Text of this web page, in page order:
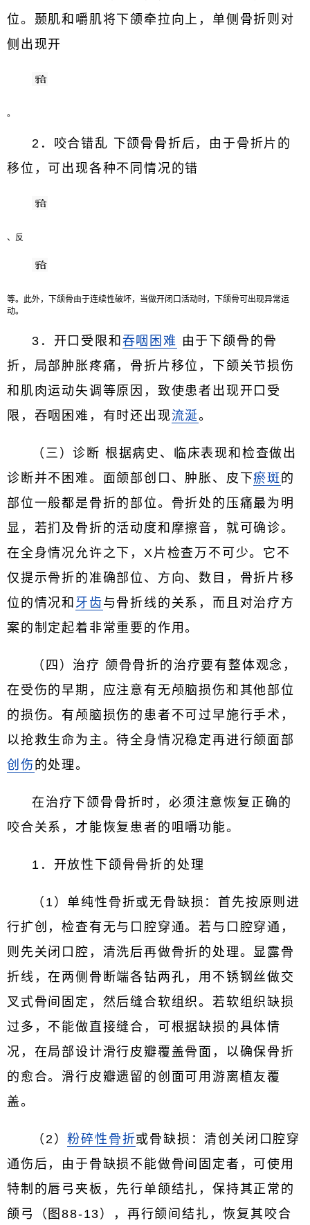
位。颞肌和嚼肌将下颌牵拉向上，单侧骨折则对
侧出现开
。
2．咬合错乱 下颌骨骨折后，由于骨折片的
移位，可出现各种不同情况的错
、反
等。此外，下颌骨由于连续性破坏，当做开闭口活动时，下颌骨可出现异常运
动。
3．开口受限和 吞咽困难 由于下颌骨的骨
折，局部肿胀疼痛，骨折片移位，下颌关节损伤
和肌肉运动失调等原因，致使患者出现开口受
限，吞咽困难，有时还出现流涎。
（三）诊断 根据病史、临床表现和检查做出
诊断并不困难。面颌部创口、肿胀、皮下瘀斑 的
部位一般都是骨折的部位。骨折处的压痛最为明
显，若扪及骨折的活动度和摩擦音，就可确诊。
在全身情况允许之下，X片检查万不可少。它不
仅提示骨折的准确部位、方向、数目，骨折片移
位的情况和 牙齿与骨折线的关系，而且对治疗方
案的制定起着非常重要的作用。
（四）治疗 颌骨骨折的治疗要有整体观念，
在受伤的早期，应注意有无颅脑损伤和其他部位
的损伤。有颅脑损伤的患者不可过早施行手术，
以抢救生命为主。待全身情况稳定再进行颌面部
创伤 的处理。
在治疗下颌骨骨折时，必须注意恢复正确的
咬合关系，才能恢复患者的咀嚼功能。
1．开放性下颌骨骨折的处理
（1）单纯性骨折或无骨缺损：首先按原则进
行扩创，检查有无与口腔穿通。若与口腔穿通，
则先关闭口腔，清洗后再做骨折的处理。显露骨
折线，在两侧骨断端各钻两孔，用不锈钢丝做交
叉式骨间固定，然后缝合软组织。若软组织缺损
过多，不能做直接缝合，可根据缺损的具体情
况，在局部设计滑行皮瓣覆盖骨面，以确保骨折
的愈合。滑行皮瓣遗留的创面可用游离植友覆
盖。
（2）粉碎性骨折或骨缺损：清创关闭口腔穿
通伤后，由于骨缺损不能做骨间固定者，可使用
特制的唇弓夹板，先行单颌结扎，保持其正常的
颌弓（图88-13），再行颌间结扎，恢复其咬合